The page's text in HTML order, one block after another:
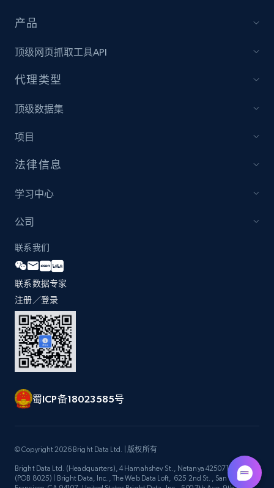
price, Currency, Availability, Reviews count, and
2.1K+
Amazon products global dataset - Collect
Title, Seller name, Brand, Description, Initial
more.
Etsy
URL, Product id, Listing inventory id, Title, Rating,
Reviews count shop, Reviews count item, Initial
price, and more.
1.9K+
Etsy - Collect data on products using
URL, Product id, Listing inventory id, Title, Rating,
Reviews count shop, Reviews count item, Initial
产品
顶级网页抓取工具API
代理类型
顶级数据集
项目
法律信息
学习中心
公司
联系我们
联系数据专家
注册／登录
蜀ICP备18023585号
© Copyright 2026 Bright Data Ltd. | 版权所有
Bright Data Ltd. (Headquarters), 4 Hamahshev St., Netanya 4250714, Israel
(POB 8025) | Bright Data, Inc., The Web Data Loft, 625 2nd St., San